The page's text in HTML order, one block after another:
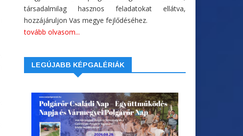
társadalmilag hasznos feladatokat ellátva,
hozzájáruljon Vas megye fejlődéséhez.
tovább olvasom...
LEGÚJABB KÉPGALÉRIÁK